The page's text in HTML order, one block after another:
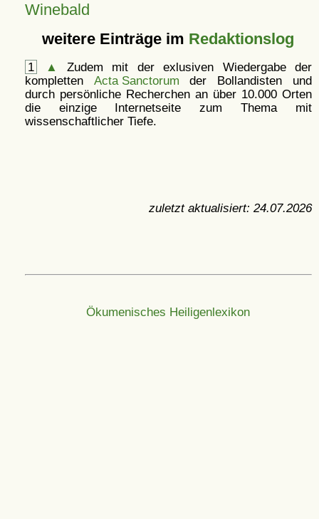
Winebald
weitere Einträge im Redaktionslog
1 ▲
Zudem mit der exlusiven Wiedergabe der
kompletten Acta Sanctorum der Bollandisten und
durch persönliche Recherchen an über 10.000 Orten
die einzige Internetseite zum Thema mit
wissenschaftlicher Tiefe.
zuletzt aktualisiert: 24.07.2026
Ökumenisches Heiligenlexikon